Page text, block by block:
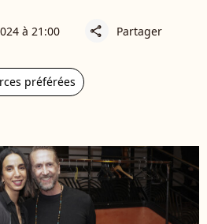
à 21:00 share Partager
préférées